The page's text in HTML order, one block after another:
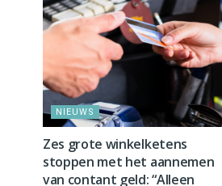
NIEUWS
Zes grote winkelketens
stoppen met het aannemen
van contant geld: “Alleen